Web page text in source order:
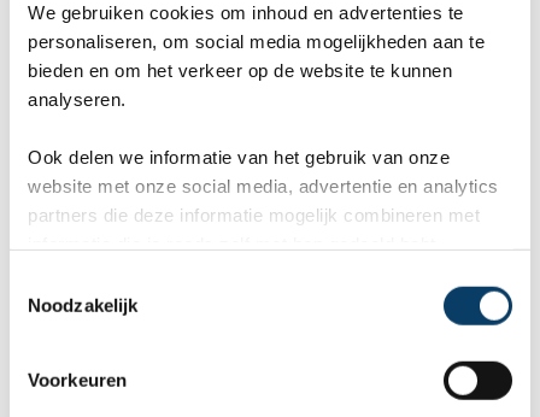
We gebruiken cookies om inhoud en advertenties te
personaliseren, om social media mogelijkheden aan te
bieden en om het verkeer op de website te kunnen
analyseren.
Ook delen we informatie van het gebruik van onze
website met onze social media, advertentie en analytics
partners die deze informatie mogelijk combineren met
Noodzakelijk
Voorkeuren
Offerteformulier
Vertel ons uw vakantie wensen. Onze
een reisvoorstel op maat.
ANVR, SGR, Calamiteitenfonds
Persoonlijk contact met expert
Wat zijn uw wensen?